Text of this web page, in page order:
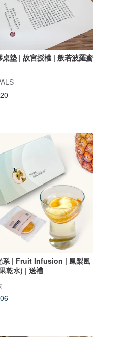
桌墊 | 故宮授權 | 般若波羅蜜
系 | Fruit Infusion | 鳳梨風
乾水) | 送禮